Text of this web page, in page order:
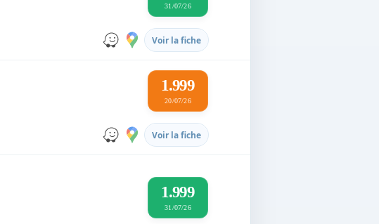
31/07/26
Voir la fiche
1.999
20/07/26
Voir la fiche
1.999
31/07/26